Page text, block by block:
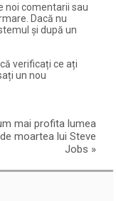
noi comentarii sau
Dacă nu
și după un
verificați ce ați
un nou
mai profita lumea
de moartea lui Steve
Jobs »